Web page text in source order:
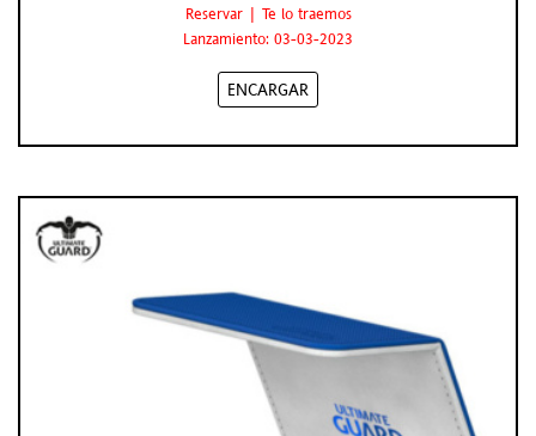
Reservar | Te lo traemos
Lanzamiento: 03-03-2023
ENCARGAR